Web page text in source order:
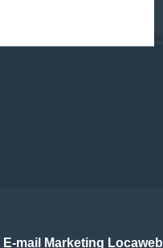
E-mail Marketing Locaweb